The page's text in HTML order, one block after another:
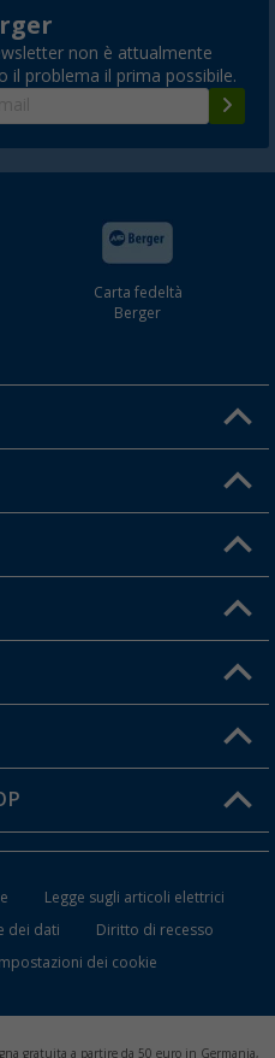
non è attualmente
il problema il prima possibile.
Carta fedeltà
Berger
Legge sugli articoli elettrici
dei dati
Diritto di recesso
Impostazioni dei cookie
gratuita a partire da 50 euro in Germania,